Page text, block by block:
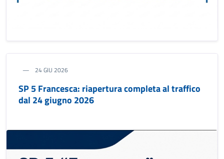
24 GIU 2026
SP 5 Francesca: riapertura completa al traffico
dal 24 giugno 2026